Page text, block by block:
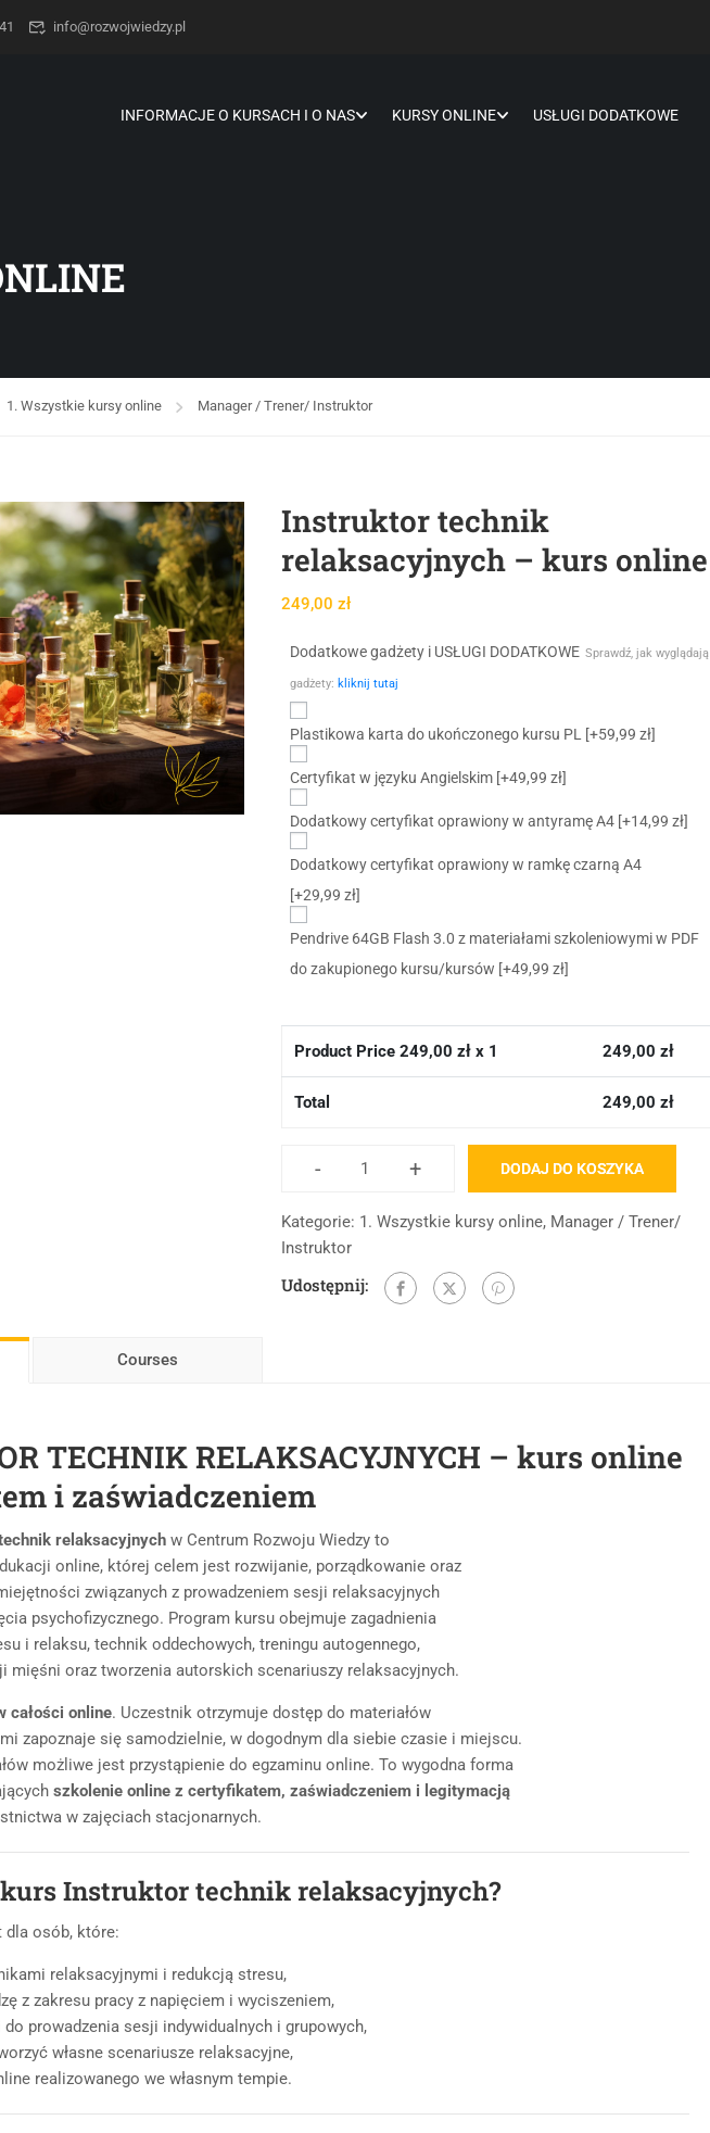
info@rozwojwiedzy.pl
INFORMACJE O KURSACH I O NAS KURSY ONLINE USŁUGI DODATKOWE
1. Wszystkie kursy online Manager / Trener/ Instruktor
Instruktor technik
relaksacyjnych – kurs online
249,00 zł
Dodatkowe gadżety i USŁUGI DODATKOWE Sprawdź, jak wyglądają
gadżety: kliknij tutaj
Plastikowa karta do ukończonego kursu PL [+59,99 zł]
Certyfikat w języku Angielskim [+49,99 zł]
Dodatkowy certyfikat oprawiony w antyramę A4 [+14,99 zł]
Dodatkowy certyfikat oprawiony w ramkę czarną A4
[+29,99 zł]
Pendrive 64GB Flash 3.0 z materiałami szkoleniowymi w PDF
do zakupionego kursu/kursów [+49,99 zł]
Product Price 249,00 zł x 1 249,00 zł
Total 249,00 zł
- + DODAJ DO KOSZYKA
Kategorie: 1. Wszystkie kursy online, Manager / Trener/
Instruktor
Udostępnij:
Courses
TECHNIK RELAKSACYJNYCH – kurs online
i zaświadczeniem
relaksacyjnych w Centrum Rozwoju Wiedzy to
online, której celem jest rozwijanie, porządkowanie oraz
związanych z prowadzeniem sesji relaksacyjnych
psychofizycznego. Program kursu obejmuje zagadnienia
i relaksu, technik oddechowych, treningu autogennego,
mięśni oraz tworzenia autorskich scenariuszy relaksacyjnych.
całości online. Uczestnik otrzymuje dostęp do materiałów
zapoznaje się samodzielnie, w dogodnym dla siebie czasie i miejscu.
możliwe jest przystąpienie do egzaminu online. To wygodna forma
szkolenie online z certyfikatem, zaświadczeniem i legitymacją
w zajęciach stacjonarnych.
Instruktor technik relaksacyjnych?
dla osób, które:
relaksacyjnymi i redukcją stresu,
z zakresu pracy z napięciem i wyciszeniem,
do prowadzenia sesji indywidualnych i grupowych,
własne scenariusze relaksacyjne,
realizowanego we własnym tempie.